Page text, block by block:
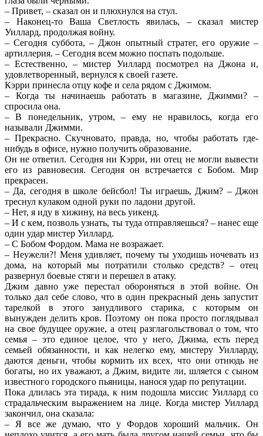
– Привет, – сказал он и плюхнулся на стул.
– Наконец-то Ваша Светлость явилась, – сказал мистер
Уиллард, продолжая войну.
– Сегодня суббота, – Джон опытный стратег, его оружие –
артиллерия. – Сегодня всем можно поспать подольше.
– Естественно, – мистер Уиллард посмотрел на Джона и,
удовлетворенный, вернулся к своей газете.
Кэрри принесла отцу кофе и села рядом с Джимом.
– Когда ты начинаешь работать в магазине, Джимми? –
спросила она.
– В понедельник, утром, – ему не нравилось, когда его
называли Джимми.
– Прекрасно. Скучновато, правда, но, чтобы работать где-
нибудь в офисе, нужно получить образование.
Он не ответил. Сегодня ни Кэрри, ни отец не могли вывести
его из равновесия. Сегодня он встречается с Бобом. Мир
прекрасен.
– Да, сегодня в школе бейсбол! Ты играешь, Джим? – Джон
треснул кулаком одной руки по ладони другой.
– Нет, я иду в хижину, на весь уикенд.
– И с кем, позволь узнать, ты туда отправляешься? – нанес еще
один удар мистер Уиллард.
– С Бобом Фордом. Мама не возражает.
– Неужели?! Меня удивляет, почему ты уходишь ночевать из
дома, на который мы потратили столько средств? – отец
развернул боевые стяги и перешел в атаку.
Джим давно уже перестал обороняться в этой войне. Он
только дал себе слово, что в один прекрасный день запустит
тарелкой в этого занудливого старика, с которым он
вынужден делить кров. Поэтому он пока просто поглядывал
на свое будущее оружие, а отец разглагольствовал о том, что
семья – это единое целое, что у него, Джима, есть перед
семьей обязанности, и как нелегко ему, мистеру Уилларду,
даются деньги, чтобы кормить их всех, что они отнюдь не
богаты, но их уважают, а Джим, видите ли, шляется с сыном
известного городского пьяницы, нанося удар по репутации.
Пока длилась эта тирада, к ним подошла миссис Уиллард со
страдальческим выражением на лице. Когда мистер Уиллард
закончил, она сказала:
– Я все же думаю, что у Фордов хороший мальчик. Он